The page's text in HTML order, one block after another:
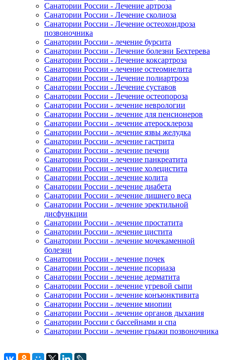
Санатории России - Лечение артроза
Санатории России - Лечение сколиоза
Санатории России - Лечение остеохондроза
позвоночника
Санатории России - лечение бурсита
Санатории России - Лечение болезни Бехтерева
Санатории России - Лечение коксартроза
Санатории России - лечение остеомиелита
Санатории России - Лечение полиартроза
Санатории России - Лечение суставов
Санатории России - Лечение остеопороза
Санатории России - лечение неврологии
Санатории России - лечение для пенсионеров
Санатории России - лечение атеросклероза
Санатории России - лечение язвы желудка
Санатории России - лечение гастрита
Санатории России - лечение печени
Санатории России - лечение панкреатита
Санатории России - лечение холецистита
Санатории России - лечение колита
Санатории России - лечение диабета
Санатории России - лечение лишнего веса
Санатории России - лечение эректильной
дисфункции
Санатории России - лечение простатита
Санатории России - лечение цистита
Санатории России - лечение мочекаменной
болезни
Санатории России - лечение почек
Санатории России - лечение псориаза
Санатории России - лечение дерматита
Санатории России - лечение угревой сыпи
Санатории России - лечение конъюнктивита
Санатории России - лечение миопии
Санатории России - лечение органов дыхания
Санатории России с бассейнами и спа
Санатории России - лечение грыжи позвоночника